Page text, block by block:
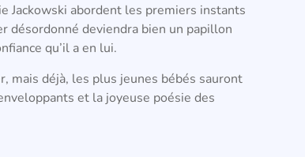
Jackowski abordent les premiers instants
désordonné deviendra bien un papillon
qu’il a en lui.
mais déjà, les plus jeunes bébés sauront
et la joyeuse poésie des